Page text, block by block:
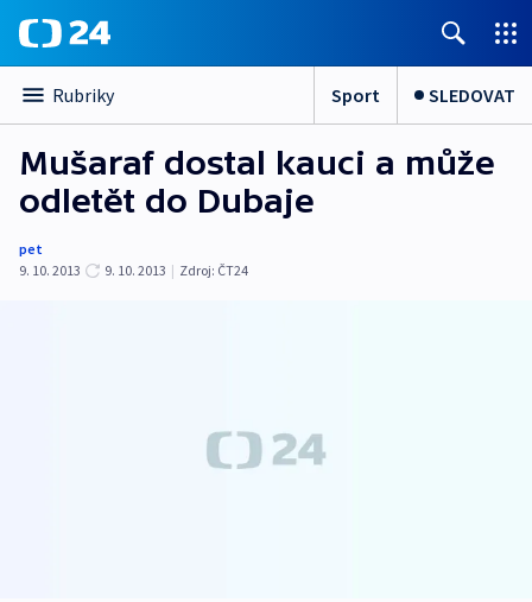
Rubriky Sport SLEDOVAT
Mušaraf dostal kauci a může
odletět do Dubaje
pet
9. 10. 2013
9. 10. 2013 | Zdroj: ČT24